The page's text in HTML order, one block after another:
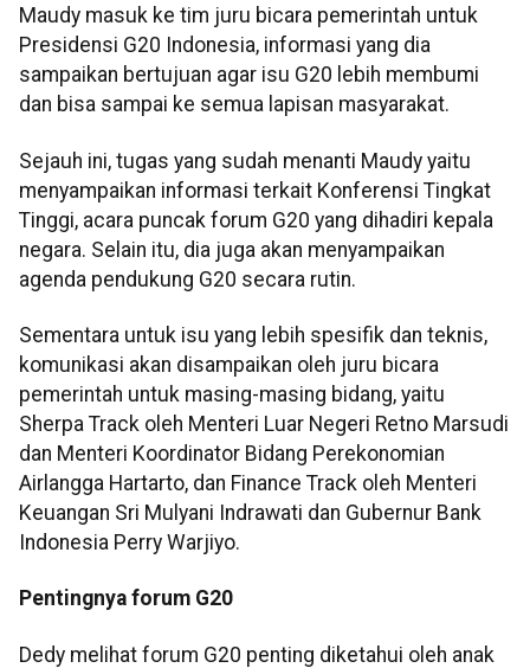
Maudy masuk ke tim juru bicara pemerintah untuk
Presidensi G20 Indonesia, informasi yang dia
sampaikan bertujuan agar isu G20 lebih membumi
dan bisa sampai ke semua lapisan masyarakat.
Sejauh ini, tugas yang sudah menanti Maudy yaitu
menyampaikan informasi terkait Konferensi Tingkat
Tinggi, acara puncak forum G20 yang dihadiri kepala
negara. Selain itu, dia juga akan menyampaikan
agenda pendukung G20 secara rutin.
Sementara untuk isu yang lebih spesifik dan teknis,
komunikasi akan disampaikan oleh juru bicara
pemerintah untuk masing-masing bidang, yaitu
Sherpa Track oleh Menteri Luar Negeri Retno Marsudi
dan Menteri Koordinator Bidang Perekonomian
Airlangga Hartarto, dan Finance Track oleh Menteri
Keuangan Sri Mulyani Indrawati dan Gubernur Bank
Indonesia Perry Warjiyo.
Pentingnya forum G20
Dedy melihat forum G20 penting diketahui oleh anak